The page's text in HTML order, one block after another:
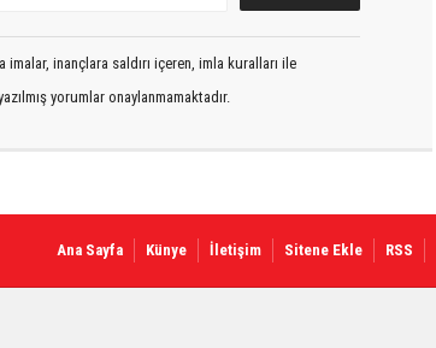
inançlara saldırı içeren, imla kuralları ile
yorumlar onaylanmamaktadır.
Ana Sayfa Künye İletişim Sitene Ekle RSS